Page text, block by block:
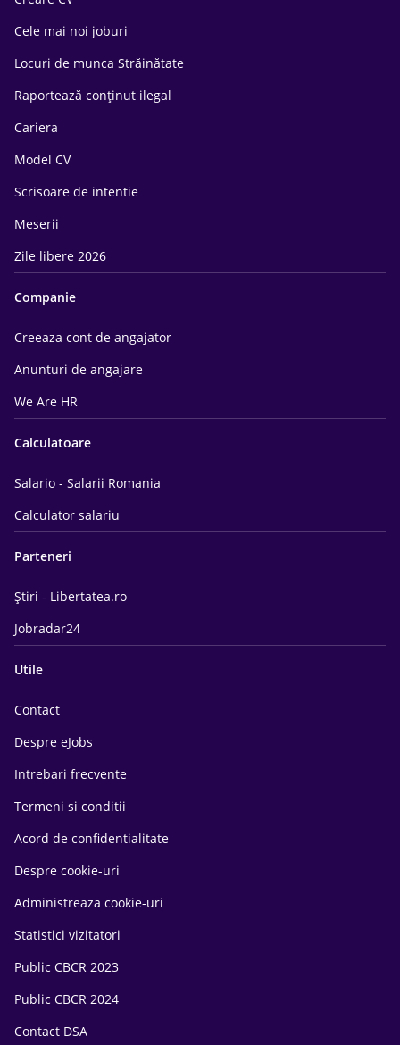
Cele mai noi joburi
Locuri de munca Străinătate
Raportează conținut ilegal
Cariera
Model CV
Scrisoare de intentie
Meserii
Zile libere 2026
Companie
Creeaza cont de angajator
Anunturi de angajare
We Are HR
Calculatoare
Salario - Salarii Romania
Calculator salariu
Parteneri
Știri - Libertatea.ro
Jobradar24
Utile
Contact
Despre eJobs
Intrebari frecvente
Termeni si conditii
Acord de confidentialitate
Despre cookie-uri
Administreaza cookie-uri
Statistici vizitatori
Public CBCR 2023
Public CBCR 2024
Contact DSA